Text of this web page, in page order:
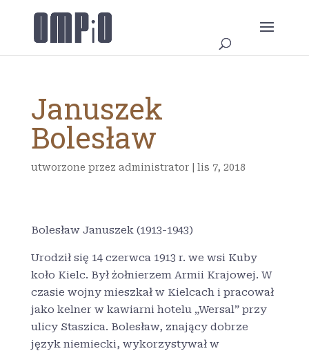
Januszek
Bolesław
utworzone przez administrator| lis 7, 2018
Bolesław Januszek (1913-1943)
Urodził się 14 czerwca 1913 r. we wsi Kuby
koło Kielc. Był żołnierzem Armii Krajowej. W
czasie wojny mieszkał w Kielcach i pracował
jako kelner w kawiarni hotelu „Wersal” przy
ulicy Staszica. Bolesław, znający dobrze
język niemiecki, wykorzystywał w